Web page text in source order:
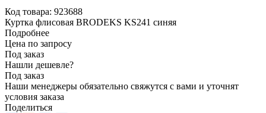
Код товара: 923688
Куртка флисовая BRODEKS KS241 синяя
Подробнее
Цена по запросу
Под заказ
Нашли дешевле?
Под заказ
Наши менеджеры обязательно свяжутся с вами и уточнят
условия заказа
Поделиться